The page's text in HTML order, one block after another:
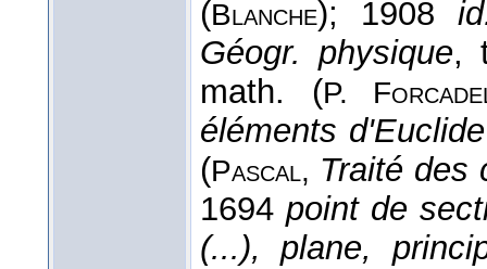
(Blanche); 1908
Géogr. physique,
math. (P.
éléments d'Euclide
(Pascal, Traité des
1694 point de
(...), plane,